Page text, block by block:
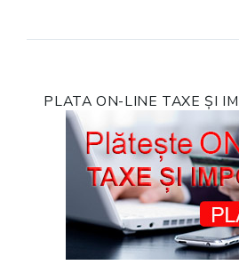
PLATA ON-LINE TAXE ȘI